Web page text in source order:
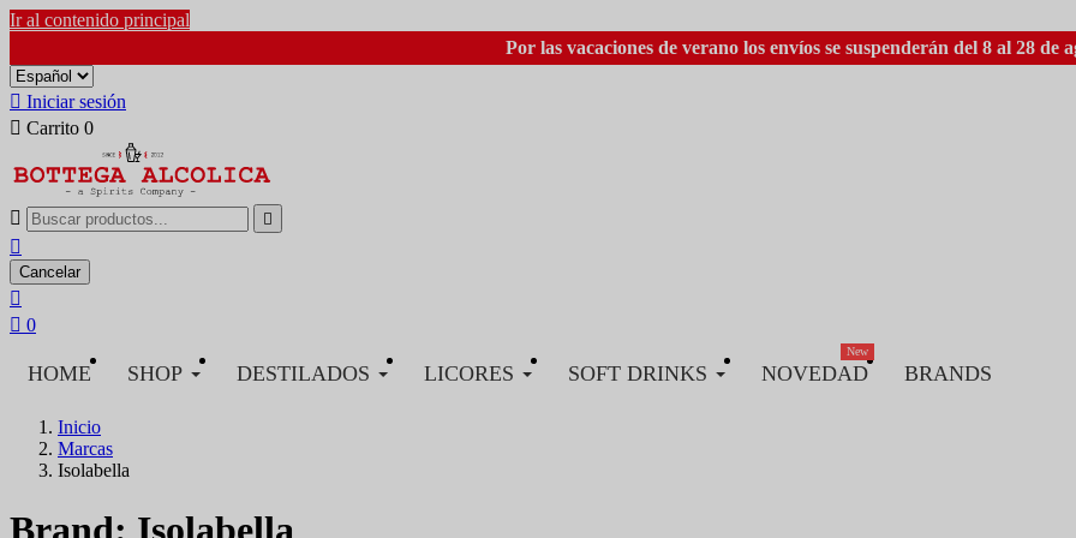
Ir al contenido principal
Por las vacaciones de verano los envíos se suspenderán del 8 al 28 de
 Iniciar sesión
 Carrito 0
 

Cancelar

 0
HOME SHOP DESTILADOS LICORES SOFT DRINKS NOVEDAD
New
BRANDS
Inicio
Marcas
Isolabella
Brand: Isolabella